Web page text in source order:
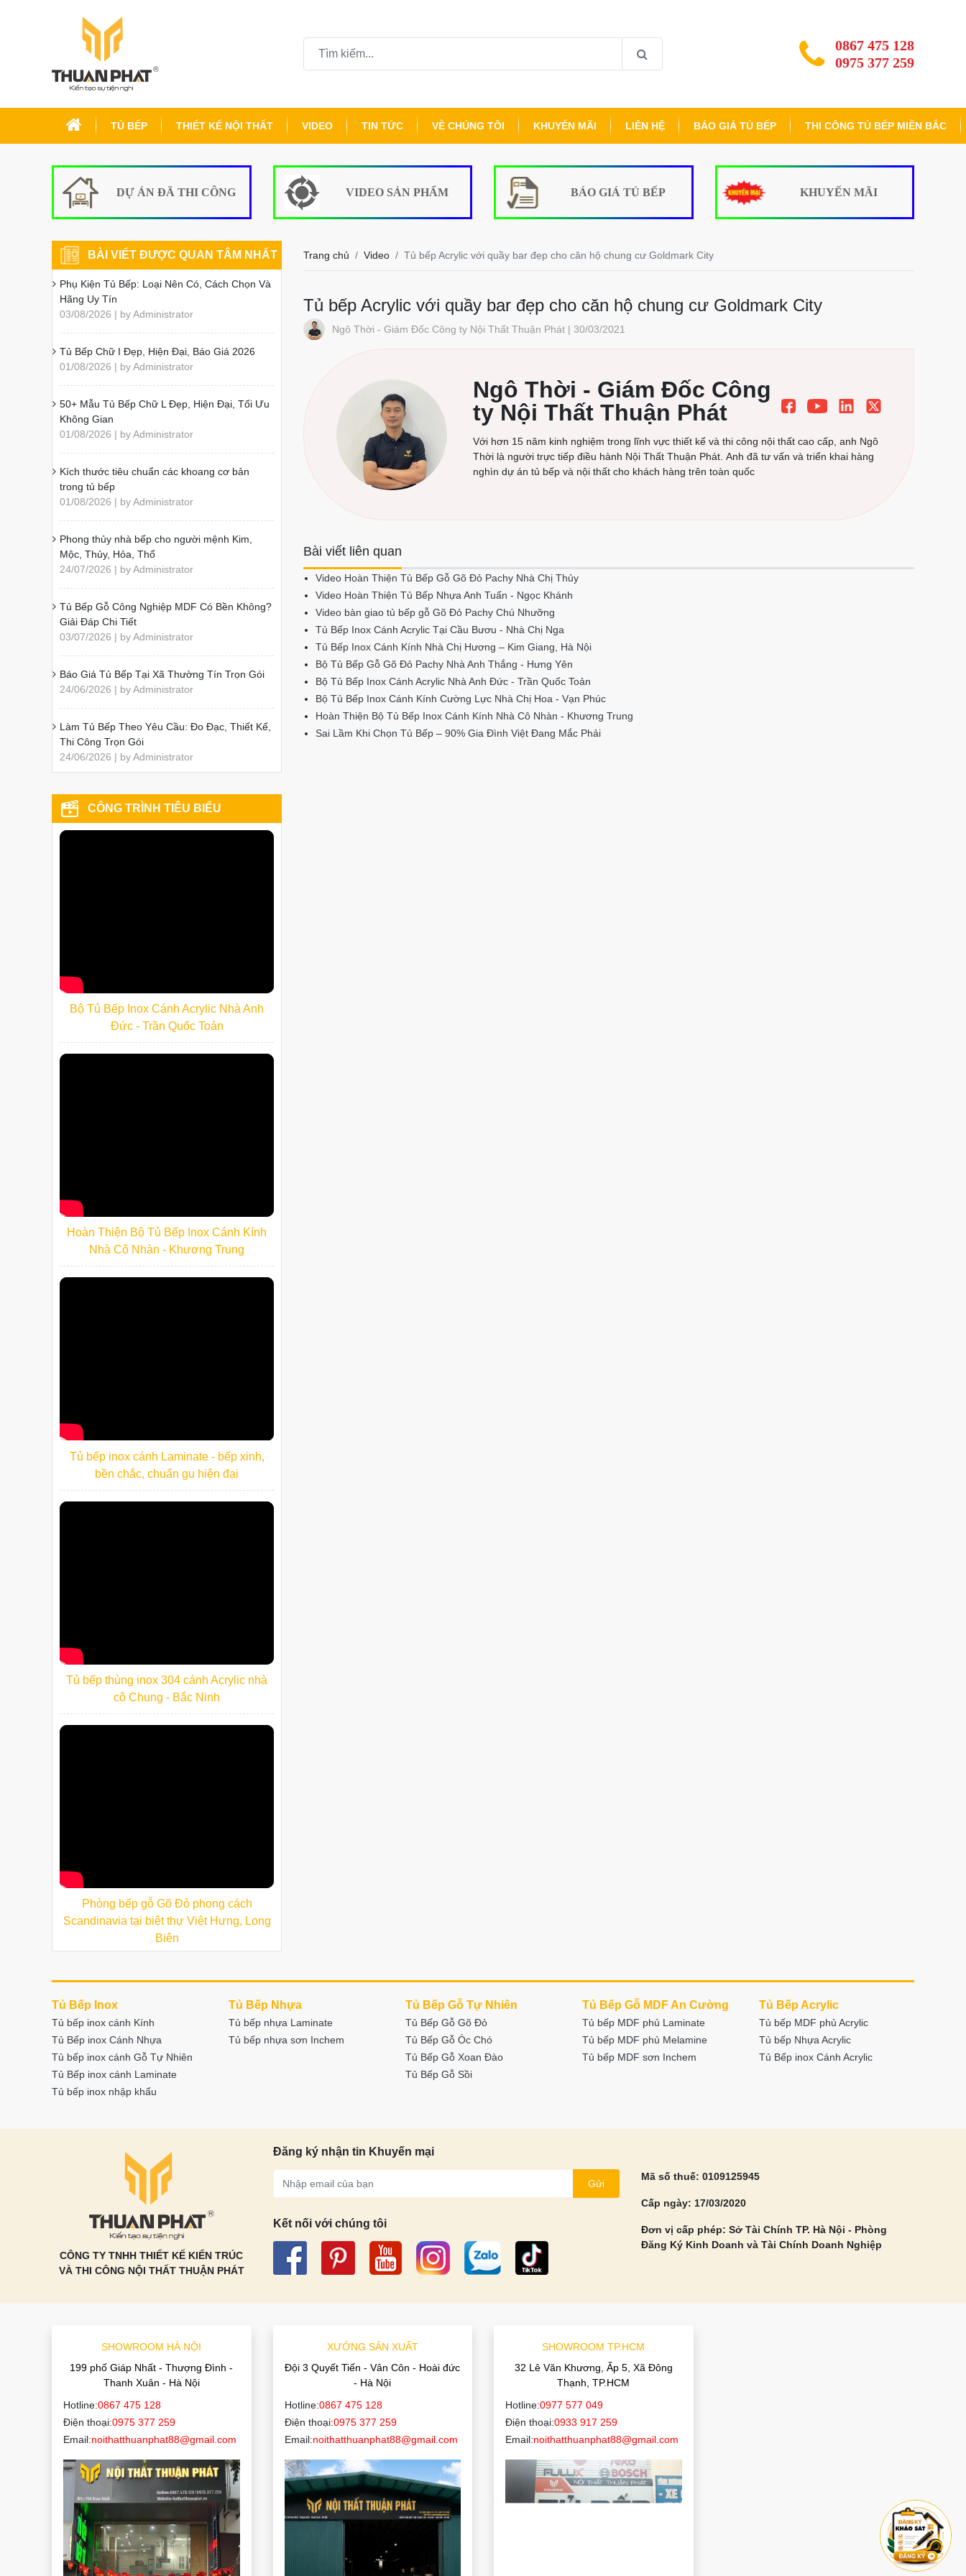
0867 475 128
0975 377 259
TỦ BẾP THIẾT KẾ NỘI THẤT VIDEO TIN TỨC VỀ CHÚNG TÔI KHUYẾN MÃI LIÊN HỆ BÁO GIÁ TỦ BẾP THI CÔNG TỦ BẾP MIỀN BẮC
DỰ ÁN ĐÃ THI CÔNG VIDEO SẢN PHẨM BÁO GIÁ TỦ BẾP KHUYẾN MÃI
Trang chủ Video Tủ bếp Acrylic với quầy bar đẹp cho căn hộ chung cư Goldmark City
Tủ bếp Acrylic với quầy bar đẹp cho căn hộ chung cư Goldmark City
Ngô Thời - Giám Đốc Công ty Nội Thất Thuận Phát | 30/03/2021
Ngô Thời - Giám Đốc Công
ty Nội Thất Thuận Phát
Với hơn 15 năm kinh nghiệm trong lĩnh vực thiết kế và thi công nội thất cao cấp, anh Ngô
Thời là người trực tiếp điều hành Nội Thất Thuận Phát. Anh đã tư vấn và triển khai hàng
nghìn dự án tủ bếp và nội thất cho khách hàng trên toàn quốc
Bài viết liên quan
Video Hoàn Thiện Tủ Bếp Gỗ Gõ Đỏ Pachy Nhà Chị Thủy
Video Hoàn Thiện Tủ Bếp Nhựa Anh Tuấn - Ngọc Khánh
Video bàn giao tủ bếp gỗ Gõ Đỏ Pachy Chú Nhưỡng
Tủ Bếp Inox Cánh Acrylic Tại Cầu Bươu - Nhà Chị Nga
Tủ Bếp Inox Cánh Kính Nhà Chị Hương – Kim Giang, Hà Nội
Bộ Tủ Bếp Gỗ Gõ Đỏ Pachy Nhà Anh Thắng - Hưng Yên
Bộ Tủ Bếp Inox Cánh Acrylic Nhà Anh Đức - Trần Quốc Toản
Bộ Tủ Bếp Inox Cánh Kính Cường Lực Nhà Chị Hoa - Vạn Phúc
Hoàn Thiện Bộ Tủ Bếp Inox Cánh Kính Nhà Cô Nhàn - Khương Trung
Sai Lầm Khi Chọn Tủ Bếp – 90% Gia Đình Việt Đang Mắc Phải
BÀI VIẾT ĐƯỢC QUAN TÂM NHẤT
Phụ Kiện Tủ Bếp: Loại Nên Có, Cách Chọn Và
Hãng Uy Tín
03/08/2026 | by Administrator
Tủ Bếp Chữ I Đẹp, Hiện Đại, Báo Giá 2026
01/08/2026 | by Administrator
50+ Mẫu Tủ Bếp Chữ L Đẹp, Hiện Đại, Tối Ưu
Không Gian
01/08/2026 | by Administrator
Kích thước tiêu chuẩn các khoang cơ bản
trong tủ bếp
01/08/2026 | by Administrator
Phong thủy nhà bếp cho người mệnh Kim,
Mộc, Thủy, Hỏa, Thổ
24/07/2026 | by Administrator
Tủ Bếp Gỗ Công Nghiệp MDF Có Bền Không?
Giải Đáp Chi Tiết
03/07/2026 | by Administrator
Báo Giá Tủ Bếp Tại Xã Thường Tín Trọn Gói
24/06/2026 | by Administrator
Làm Tủ Bếp Theo Yêu Cầu: Đo Đạc, Thiết Kế,
Thi Công Trọn Gói
24/06/2026 | by Administrator
CÔNG TRÌNH TIÊU BIỂU
Bộ Tủ Bếp Inox Cánh Acrylic Nhà Anh
Đức - Trần Quốc Toản
Hoàn Thiện Bộ Tủ Bếp Inox Cánh Kính
Nhà Cô Nhàn - Khương Trung
Tủ bếp inox cánh Laminate - bếp xinh,
bền chắc, chuẩn gu hiện đại
Tủ bếp thùng inox 304 cánh Acrylic nhà
cô Chung - Bắc Ninh
Phòng bếp gỗ Gõ Đỏ phong cách
Scandinavia tại biệt thự Việt Hưng, Long
Biên
Tủ Bếp Inox
Tủ bếp inox cánh Kính
Tủ Bếp inox Cánh Nhựa
Tủ bếp inox cánh Gỗ Tự Nhiên
Tủ Bếp inox cánh Laminate
Tủ bếp inox nhập khẩu
Tủ Bếp Nhựa
Tủ bếp nhựa Laminate
Tủ bếp nhựa sơn Inchem
Tủ Bếp Gỗ Tự Nhiên
Tủ Bếp Gỗ Gõ Đỏ
Tủ Bếp Gỗ Óc Chó
Tủ Bếp Gỗ Xoan Đào
Tủ Bếp Gỗ Sồi
Tủ Bếp Gỗ MDF An Cường
Tủ bếp MDF phủ Laminate
Tủ bếp MDF phủ Melamine
Tủ bếp MDF sơn Inchem
Tủ Bếp Acrylic
Tủ bếp MDF phủ Acrylic
Tủ bếp Nhựa Acrylic
Tủ Bếp inox Cánh Acrylic
CÔNG TY TNHH THIẾT KẾ KIẾN TRÚC
VÀ THI CÔNG NỘI THẤT THUẬN PHÁT
Đăng ký nhận tin Khuyến mại
Gửi
Kết nối với chúng tôi
Mã số thuế: 0109125945
Cấp ngày: 17/03/2020
Đơn vị cấp phép: Sở Tài Chính TP. Hà Nội - Phòng
Đăng Ký Kinh Doanh và Tài Chính Doanh Nghiệp
SHOWROOM HÀ NỘI
199 phố Giáp Nhất - Thượng Đình -
Thanh Xuân - Hà Nội
Hotline:0867 475 128
Điện thoại:0975 377 259
Email:noithatthuanphat88@gmail.com
XƯỞNG SẢN XUẤT
Đội 3 Quyết Tiến - Vân Côn - Hoài đức
- Hà Nội
Hotline:0867 475 128
Điện thoại:0975 377 259
Email:noithatthuanphat88@gmail.com
SHOWROOM TP.HCM
32 Lê Văn Khương, Ấp 5, Xã Đông
Thạnh, TP.HCM
Hotline:0977 577 049
Điện thoại:0933 917 259
Email:noithatthuanphat88@gmail.com